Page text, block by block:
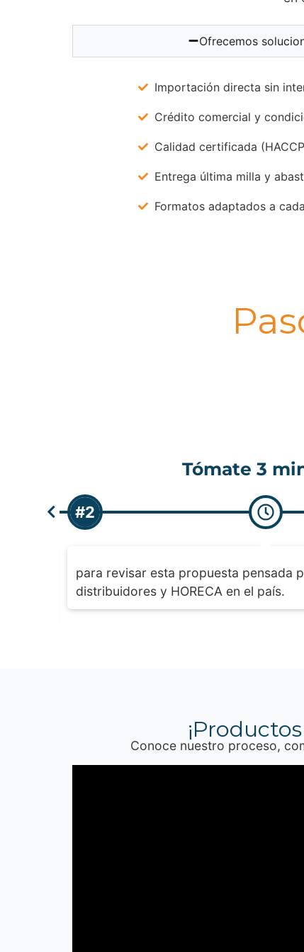
Ofrecemos
Importación directa sin
Crédito comercial y
Calidad certificada
Entrega última milla y
Formatos adaptados a
#3
Disfruta el
de construir alianzas duraderas, sin
Conoce nuestro proceso,